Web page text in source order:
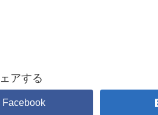
アする
Facebook